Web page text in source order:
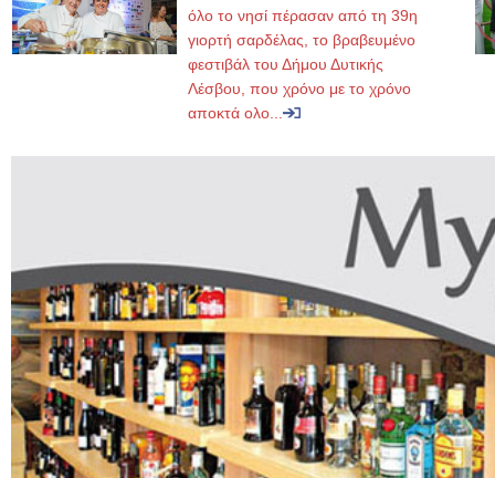
όλο το νησί πέρασαν από τη 39η
γιορτή σαρδέλας, το βραβευμένο
φεστιβάλ του Δήμου Δυτικής
Λέσβου, που χρόνο με το χρόνο
αποκτά ολο...